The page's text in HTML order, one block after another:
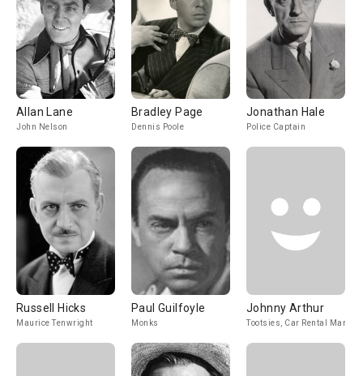
Allan Lane
John Nelson
Bradley Page
Dennis Poole
Jonathan Hale
Police Captain
Russell Hicks
Maurice Tenwright
Paul Guilfoyle
Monks
Johnny Arthur
Tootsies, Car Rental Man